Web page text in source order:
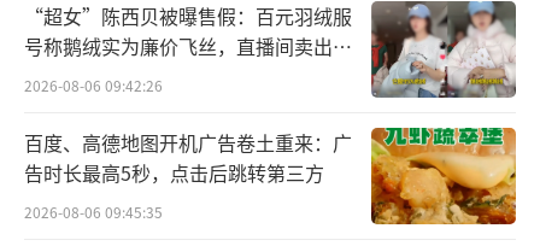
必要在不同医院重复检查了。
社会上也有一种说法，部分医院为了控制
医保支付，规定单次住院只能在15天以内，一
些长病程的患者被迫要拆分成几个“15天”，
出院后再入院，才能符合DRG的要求。
“超女”陈西贝被曝售假：百元羽绒服
号称鹅绒实为廉价飞丝，直播间卖出超
百万元
2026-08-06 09:42:26
百度、高德地图开机广告卷土重来：广
告时长最高5秒，点击后跳转第三方
2026-08-06 09:45:35